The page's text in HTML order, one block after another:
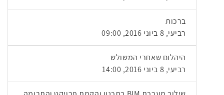
ברכות
רביעי, 8 ביוני 2016, 09:00
היהלום שאחרי המשולש
רביעי, 8 ביוני 2016, 14:00